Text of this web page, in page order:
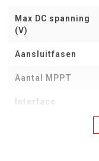
Max DC spanning
(V)
Aansluitfasen
Aantal MPPT
Interface